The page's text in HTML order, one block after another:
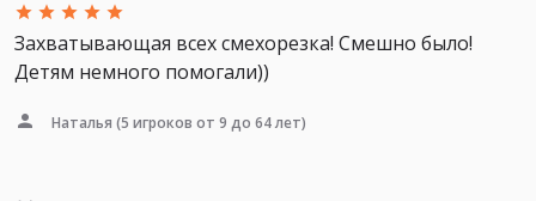
Захватывающая всех смехорезка! Смешно было!
Детям немного помогали))
Наталья (5 игроков от 9 до 64 лет)